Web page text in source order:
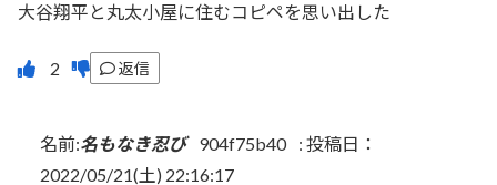
大谷翔平と丸太小屋に住むコピペを思い出した
返信
名前:名もなき忍び 904f75b40 : 投稿日：
2022/05/21(土) 22:16:17